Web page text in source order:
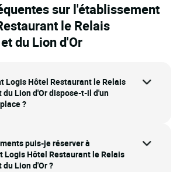
sur l'établissement
le Relais
du Lion d'Or
Logis Hôtel Restaurant le Relais
du Lion d'Or dispose-t-il d'un
?
puis-je réserver à
Logis Hôtel Restaurant le Relais
Lion d'Or ?